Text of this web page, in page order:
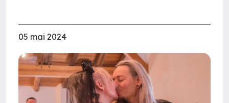
05 mai 2024